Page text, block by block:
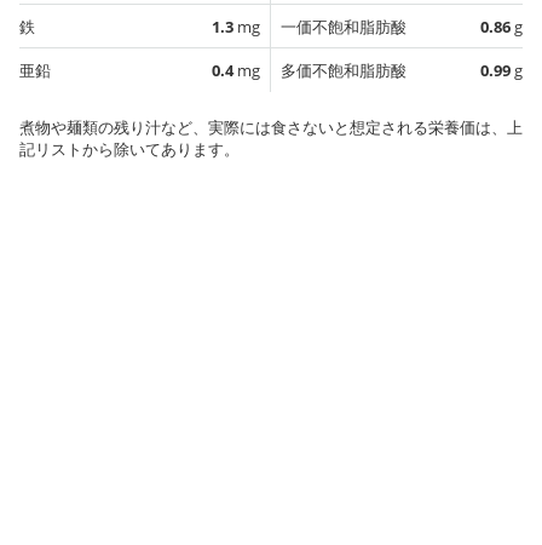
鉄
1.3 mg
亜鉛
0.4mg
一価不飽和脂肪酸
0.86g
多価不飽和脂肪酸
0.99g
煮物や麺類の残り汁など、実際には食さないと想定される栄養価は、上
記リストから除いてあります。